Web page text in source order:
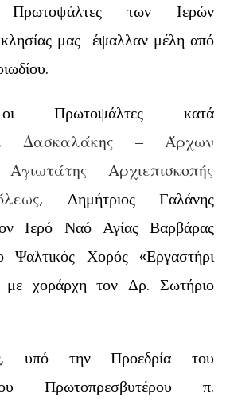
Πρωτοψάλτες των Ιερών
μας έψαλλαν μέλη από
οι Πρωτοψάλτες κατά
Δασκαλάκης – Άρχων
Αρχιεπισκοπής
, Δημήτριος Γαλάνης
Ιερό Ναό Αγίας Βαρβάρας
Χορός «Εργαστήρι
με χοράρχη τον Δρ. Σωτήριο
υπό την Προεδρία του
Πρωτοπρεσβυτέρου π.